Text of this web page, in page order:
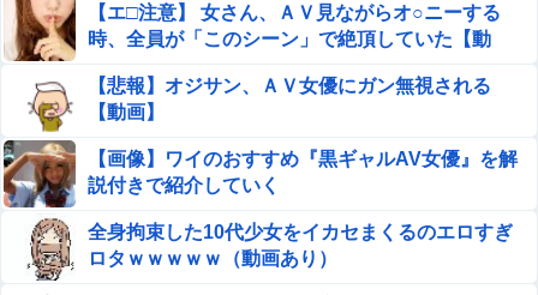
【エ□注意】 女さん、ＡＶ見ながらオ○ニーする
時、全員が「このシーン」で絶頂していた【動
【悲報】オジサン、ＡＶ女優にガン無視される
【動画】
【画像】ワイのおすすめ『黒ギャルAV女優』を解
説付きで紹介していく
全身拘束した10代少女をイカセまくるのエロすぎ
ロタｗｗｗｗｗ（動画あり）